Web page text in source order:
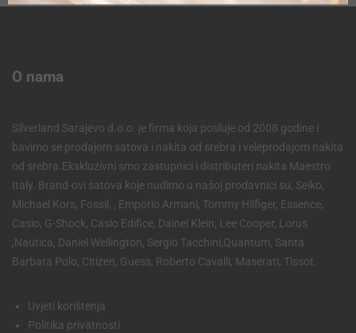
O nama
Silverland Sarajevo d.o.o. je firma koja posluje od 2008 godine i
bavimo se prodajom satova i nakita od srebra i veleprodajom nakita
od srebra.Ekskluzivni smo zastupnici i distributeri nakita Maestro
Italy. Brand-ovi satova koje nudimo u našoj prodavnici su, Seiko,
Michael Kors, Fossil, , Emporio Armani, Tommy Hilfiger, Essence,
Casio, G-Shock, Casio Edifice, Dainel Klein, Lee Cooper, Lorus
,Nautica, Daniel Wellington, Sergio Tacchini,Quantum, Santa
Barbara Polo, Citizen, Guess, Roberto Cavalli, Maserati, Tissot.
Uvjeti korištenja
Politika privatnosti